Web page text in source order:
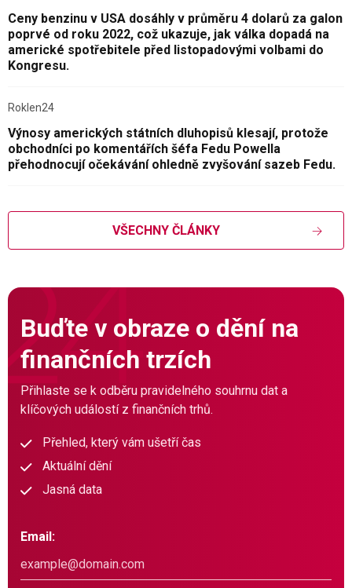
Ceny benzinu v USA dosáhly v průměru 4 dolarů za galon
poprvé od roku 2022, což ukazuje, jak válka dopadá na
americké spotřebitele před listopadovými volbami do
Kongresu.
Roklen24
Výnosy amerických státních dluhopisů klesají, protože
obchodníci po komentářích šéfa Fedu Powella
přehodnocují očekávání ohledně zvyšování sazeb Fedu.
VŠECHNY ČLÁNKY
Buďte v obraze o dění na
finančních trzích
Přihlaste se k odběru pravidelného souhrnu dat a
klíčových událostí z finančních trhů.
Přehled, který vám ušetří čas
Aktuální dění
Jasná data
Email: